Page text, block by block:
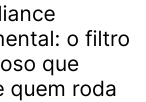
o filtro
que
quem roda